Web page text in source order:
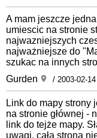
A mam jeszcze
umiescic na stronie
najwazniejszych
najważniejsze do
szukac na innych
Gurden
/ 2003-02-
Link do mapy strony
na stronie głównej -
link do tejże mapy.
uwagi, cała strona